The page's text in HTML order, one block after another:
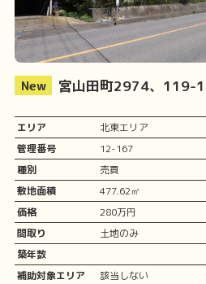
宮山田町2974、119-1
エリア
北東エリア
管理番号
12-167
種別
売買
敷地面積
477.62㎡
価格
280万円
間取り
土地のみ
築年数
補助対象エリア
該当しない